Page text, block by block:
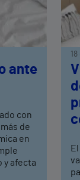
ante
con
de
en
y afecta